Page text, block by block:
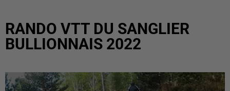
RANDO VTT DU SANGLIER
BULLIONNAIS 2022